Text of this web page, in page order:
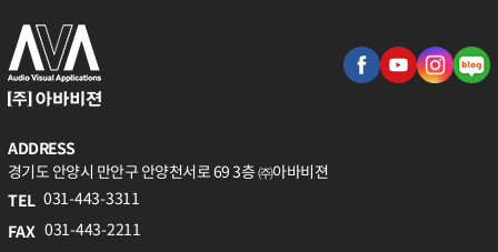
ADDRESS
경기도 안양시 만안구 안양천서로 69 3층 ㈜아바비젼
TEL 031-443-3311
FAX 031-443-2211